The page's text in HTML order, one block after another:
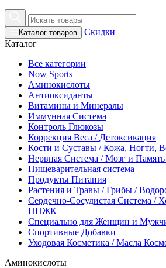
Каталог товаров
Скидки
Каталог
Все категории
Now Sports
Аминокислоты
Антиоксиданты
Витамины и Минералы
Иммунная Система
Контроль Глюкозы
Коррекция Веса / Детоксикация
Кости и Суставы / Кожа, Ногти,
Нервная Система / Мозг и
Пищеварительная система
Продукты Питания
Растения и Травы / Грибы /
Сердечно-Сосудистая Система /
ПНЖК
Специально для Женщин и
Спортивные Добавки
Уходовая Косметика / Масла
Аминокислоты